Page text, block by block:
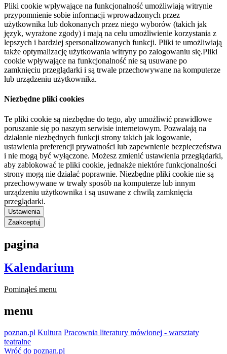
Pliki cookie wpływające na funkcjonalność umożliwiają witrynie
przypomnienie sobie informacji wprowadzonych przez
użytkownika lub dokonanych przez niego wyborów (takich jak
język, wyrażone zgody) i mają na celu umożliwienie korzystania z
lepszych i bardziej spersonalizowanych funkcji. Pliki te umożliwiają
także optymalizację użytkowania witryny po zalogowaniu się.Pliki
cookie wpływające na funkcjonalność nie są usuwane po
zamknięciu przeglądarki i są trwale przechowywane na komputerze
lub urządzeniu użytkownika.
Niezbędne pliki cookies
Te pliki cookie są niezbędne do tego, aby umożliwić prawidłowe
poruszanie się po naszym serwisie internetowym. Pozwalają na
działanie niezbędnych funkcji strony takich jak logowanie,
ustawienia preferencji prywatności lub zapewnienie bezpieczeństwa
i nie mogą być wyłączone. Możesz zmienić ustawienia przeglądarki,
aby zablokować te pliki cookie, jednakże niektóre funkcjonalności
strony mogą nie działać poprawnie. Niezbędne pliki cookie nie są
przechowywane w trwały sposób na komputerze lub innym
urządzeniu użytkownika i są usuwane z chwilą zamknięcia
przeglądarki.
Ustawienia
Zaakceptuj
pagina
Kalendarium
Pominąłeś menu
menu
poznan.pl Kultura Pracownia literatury mówionej - warsztaty
teatralne
Wróć do poznan.pl